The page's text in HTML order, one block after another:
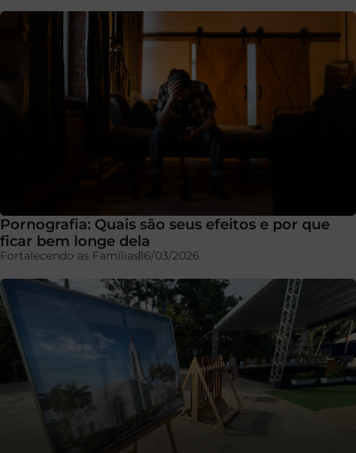
Pornografia: Quais são seus efeitos e por que
ficar bem longe dela
Fortalecendo as Famílias16/03/2026